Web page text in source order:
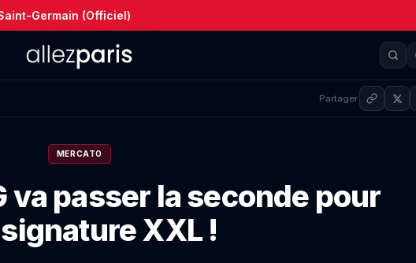
Germain (Officiel)
Partager
MERCATO
va passer la seconde pour
XXL !